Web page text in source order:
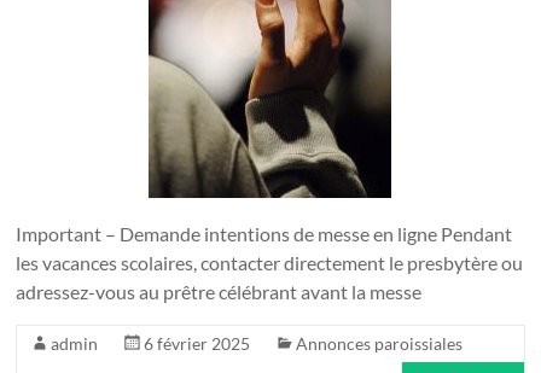
Important – Demande intentions de messe en ligne Pendant
les vacances scolaires, contacter directement le presbytère ou
adressez-vous au prêtre célébrant avant la messe
admin 6 février 2025 Annonces paroissiales